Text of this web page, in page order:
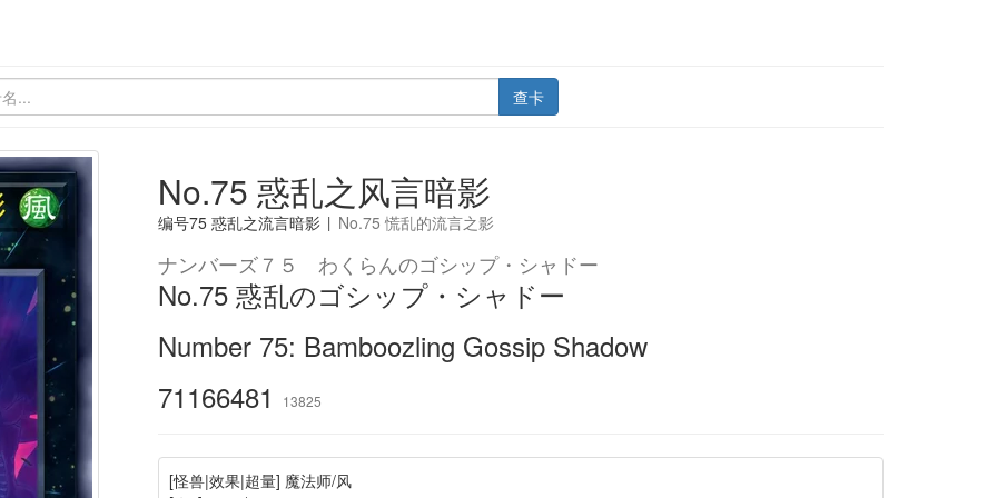
查卡
No.75 惑乱之风言暗影
编号75 惑乱之流言暗影 | No.75 慌乱的流言之影
ナンバーズ７５ わくらんのゴシップ・シャドー
No.75 惑乱のゴシップ・シャドー
Number 75: Bamboozling Gossip Shadow
71166481
13825
[怪兽|效果|超量] 魔法师/风